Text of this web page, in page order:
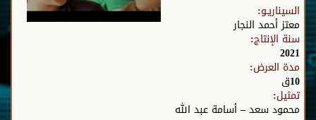
السيناريـو:
معتز أحمد النجار
سنة الإنتاج:
2021
مدة العرض:
10ق
تمثيل:
محمود سعد – أسامة عبد الله